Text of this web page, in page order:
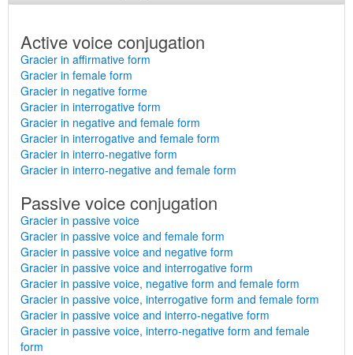
Active voice conjugation
Gracier in affirmative form
Gracier in female form
Gracier in negative forme
Gracier in interrogative form
Gracier in negative and female form
Gracier in interrogative and female form
Gracier in interro-negative form
Gracier in interro-negative and female form
Passive voice conjugation
Gracier in passive voice
Gracier in passive voice and female form
Gracier in passive voice and negative form
Gracier in passive voice and interrogative form
Gracier in passive voice, negative form and female form
Gracier in passive voice, interrogative form and female form
Gracier in passive voice and interro-negative form
Gracier in passive voice, interro-negative form and female
form